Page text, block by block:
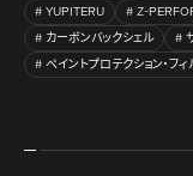
YUPITERU
Z-
カーボンバックシェル
ペイントプロテクション・フィ